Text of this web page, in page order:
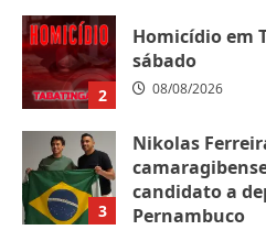
2
Homicídio em
sábado
08/08/2026
3
Nikolas
candidato a
Pernambuco